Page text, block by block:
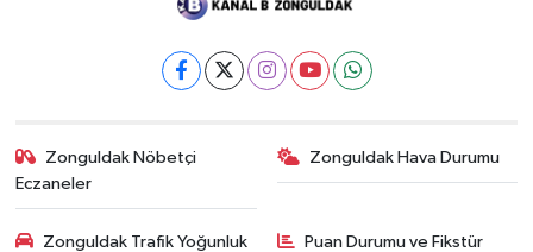
Zonguldak Nöbetçi
Eczaneler
Zonguldak Hava Durumu
Zonguldak Trafik Yoğunluk
Puan Durumu ve Fikstür